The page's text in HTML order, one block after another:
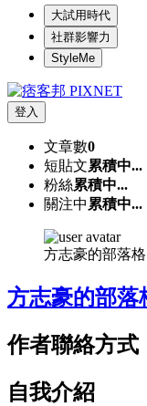
大試用時代
社群影響力
StyleMe
登入
文章數0
短貼文累積中...
粉絲累積中...
關注中 累積中...
方志豪的部落
方志豪的部落
作者聯絡方式
自我介紹